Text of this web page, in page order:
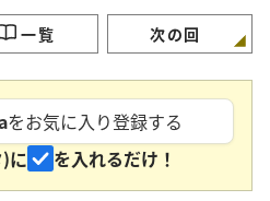
3つ」
一覧 次の回
をお気に入り登録する
に
を入れるだけ！